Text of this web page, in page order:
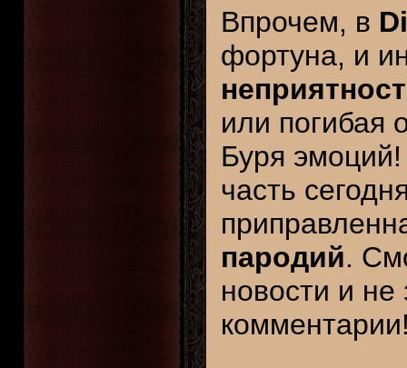
Впрочем, в
фортуна, и
или погибая
Буря
часть
пародий.
новости и